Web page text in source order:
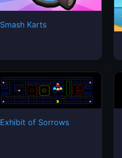
Smash Karts
Exhibit of Sorrows